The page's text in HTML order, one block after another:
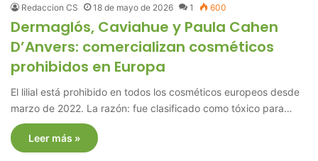
Redaccion CS 18 de mayo de 2026 1 600
Dermaglós, Caviahue y Paula Cahen
D’Anvers: comercializan cosméticos
prohibidos en Europa
El lilial está prohibido en todos los cosméticos europeos desde
marzo de 2022. La razón: fue clasificado como tóxico para…
Leer más »